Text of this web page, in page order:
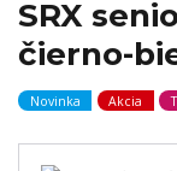
SRX
čierno-
Novinka Akcia